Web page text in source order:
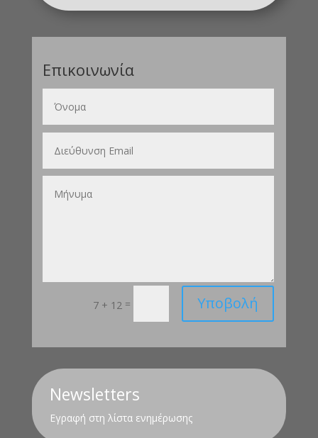
Επικοινωνία
7 + 12 = Υποβολή
Newsletters
Εγραφή στη λίστα ενημέρωσης